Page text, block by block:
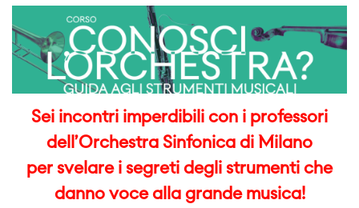
Sei incontri imperdibili con i professori
dell’Orchestra Sinfonica di Milano
per svelare i segreti degli strumenti che
danno voce alla grande musica!